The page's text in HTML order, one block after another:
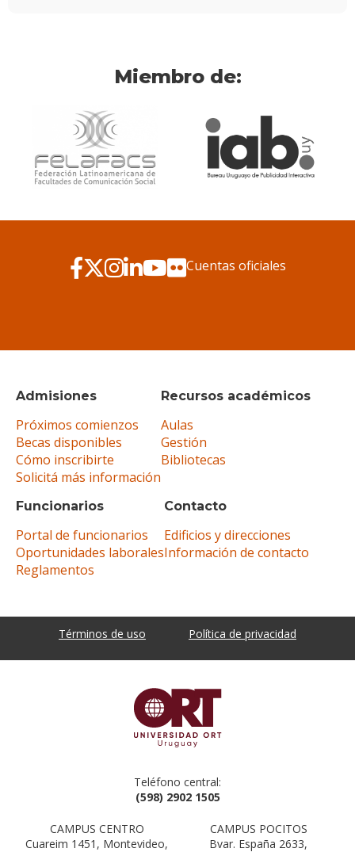
Miembro de:
Admisiones
Próximos comienzos
Becas disponibles
Cómo inscribirte
Solicitá más información
Recursos académicos
Aulas
Gestión
Bibliotecas
Funcionarios
Portal de funcionarios
Oportunidades laborales
Reglamentos
Contacto
Edificios y direcciones
Información de contacto
Cuentas oficiales
Términos de uso Política de privacidad
Teléfono central:
(598) 2902 1505
CAMPUS CENTRO
Cuareim 1451, Montevideo,
CAMPUS POCITOS
Bvar. España 2633,